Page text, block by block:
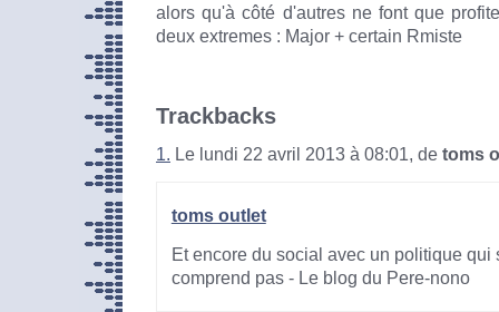
alors qu'à côté d'autres ne font que
deux extremes : Major + certain Rmiste
Trackbacks
1. Le lundi 22 avril 2013 à 08:01, de toms
toms outlet
Et encore du social avec un politique qui
comprend pas - Le blog du Pere-nono